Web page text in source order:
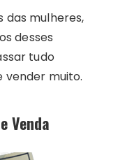
das mulheres,
desses
tudo
vender muito.
Venda